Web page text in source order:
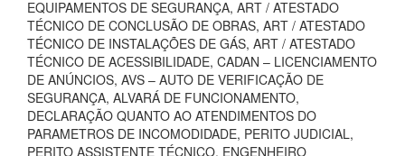
EQUIPAMENTOS DE SEGURANÇA, ART / ATESTADO
TÉCNICO DE CONCLUSÃO DE OBRAS, ART / ATESTADO
TÉCNICO DE INSTALAÇÕES DE GÁS, ART / ATESTADO
TÉCNICO DE ACESSIBILIDADE, CADAN – LICENCIAMENTO
DE ANÚNCIOS, AVS – AUTO DE VERIFICAÇÃO DE
SEGURANÇA, ALVARÁ DE FUNCIONAMENTO,
DECLARAÇÃO QUANTO AO ATENDIMENTOS DO
PARAMETROS DE INCOMODIDADE, PERITO JUDICIAL,
PERITO ASSISTENTE TÉCNICO, ENGENHEIRO